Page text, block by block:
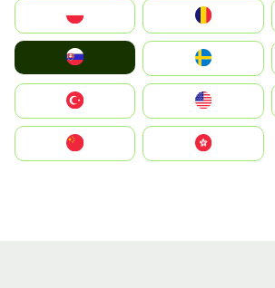
United States
中國香港特別行政區